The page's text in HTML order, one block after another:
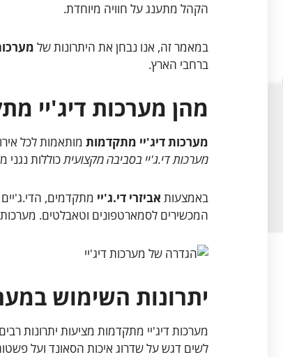
הקהל מתענג על חוויה מיוחדת.
במאמר זה, אנו נבחן את היתרונות של
ברחבי הארץ.
מהן מערכות דיג'יי
מערכות דיג'יי מתקדמות מותאמות לכל
מערכות די.ג'יי בסביבה מקצועיתכוללות נגני
באמצעות אביזרי די.ג'יי מתקדמים,
המכשירים לסמארטפונים וטאבלטים.
יתרונות השימוש
מערכות דיג'יי מתקדמות מציעות יתרונות
לשים דגש על שדרוג איכות הסאונד ועל